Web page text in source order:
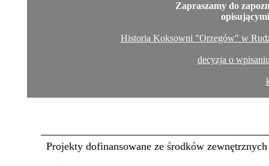
Zapraszamy do
Historia Koksowni "Orzegów" w
decyzja o
Projekty dofinansowane ze środków zewnętrznych